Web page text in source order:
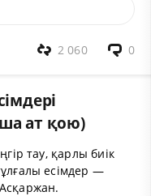
0
2 060
ат қою)
тау, қарлы биік
есімдер —